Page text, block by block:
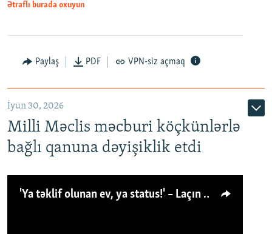
Ətraflı burada oxuyun
Paylaş PDF VPN-siz açmaq
İyun 30, 2026
Milli Məclis məcburi köçkünlərlə
bağlı qanuna dəyişiklik etdi
'Ya təklif olunan ev, ya status!' – Laçın köçkünü: 'Laçından başqa heç hara!'